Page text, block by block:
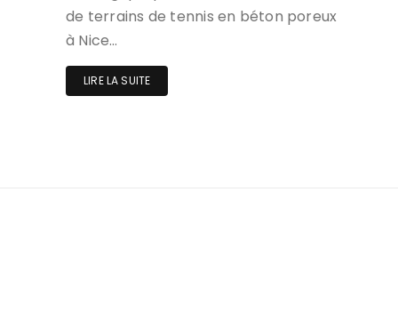
de terrains de tennis en béton poreux
à Nice…
LIRE LA SUITE